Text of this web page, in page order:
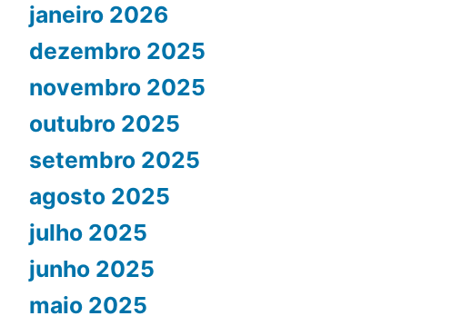
janeiro 2026
dezembro 2025
novembro 2025
outubro 2025
setembro 2025
agosto 2025
julho 2025
junho 2025
maio 2025